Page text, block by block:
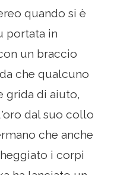
quando si è
portata in
un braccio
che qualcuno
grida di aiuto,
dal suo collo
che anche
i corpi